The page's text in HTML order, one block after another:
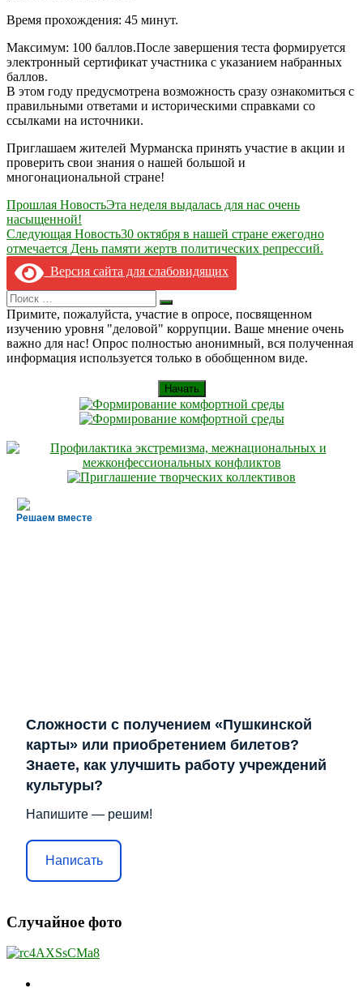
Время прохождения: 45 минут.
Максимум: 100 баллов.После завершения теста формируется
электронный сертификат участника с указанием набранных
баллов.
В этом году предусмотрена возможность сразу ознакомиться с
правильными ответами и историческими справками со
ссылками на источники.
Приглашаем жителей Мурманска принять участие в акции и
проверить свои знания о нашей большой и
многонациональной стране!
Навигация
по
записям
Прошлая НовостьЭта неделя выдалась для нас очень
насыщенной!
Следующая Новость30 октября в нашей стране ежегодно
отмечается День памяти жертв политических репрессий.
Версия сайта для слабовидящих
Search
for:
Искать
Примите, пожалуйста, участие в опросе, посвященном
изучению уровня "деловой" коррупции. Ваше мнение очень
важно для нас! Опрос полностью анонимный, вся полученная
информация используется только в обобщенном виде.
Начать
Решаем вместе
Сложности с получением «Пушкинской
карты» или приобретением билетов?
Знаете, как улучшить работу учреждений
культуры?
Напишите — решим!
Написать
Случайное фото